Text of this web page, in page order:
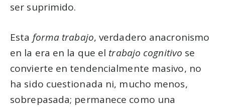
ser suprimido.
Esta forma trabajo, verdadero anacronismo
en la era en la que el trabajo cognitivo se
convierte en tendencialmente masivo, no
ha sido cuestionada ni, mucho menos,
sobrepasada; permanece como una